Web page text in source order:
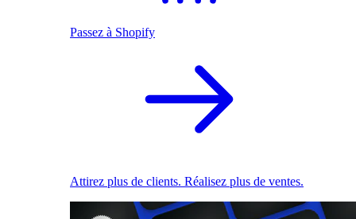
Passez à Shopify
Attirez plus de clients. Réalisez plus de ventes.